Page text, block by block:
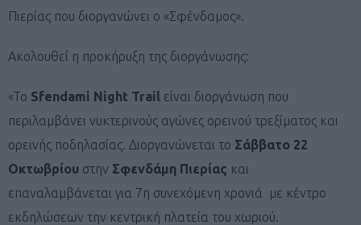
Πιερίας που διοργανώνει ο «Σφένδαμος».
Ακολουθεί η προκήρυξη της διοργάνωσης:
«To Sfendami Night Trail είναι διοργάνωση που
περιλαμβάνει νυκτερινούς αγώνες ορεινού τρεξίματος και
ορεινής ποδηλασίας. Διοργανώνεται το Σάββατο 22
Οκτωβρίου στην Σφενδάμη Πιερίας και
επαναλαμβάνεται για 7η συνεχόμενη χρονιά με κέντρο
εκδηλώσεων την κεντρική πλατεία του χωριού.